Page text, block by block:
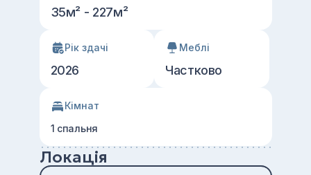
35м² - 227м²
Рік здачі
2026
Меблі
Частково
Кімнат
1 спальня
Локація